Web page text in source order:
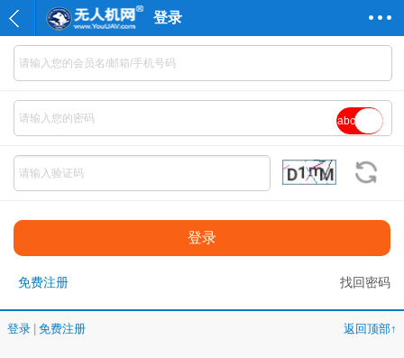
登录
abc
免费注册 找回密码
登录 免费注册 返回顶部↑